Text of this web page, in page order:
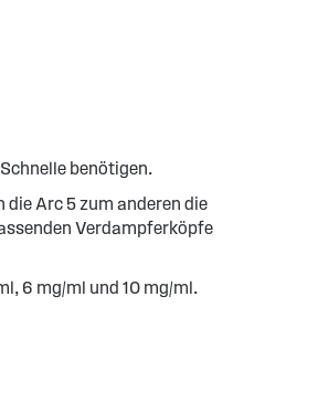
benötigen.
Arc 5 zum anderen die
Verdampferköpfe
6 mg/ml und 10 mg/ml.